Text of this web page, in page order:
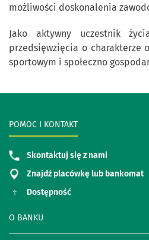
możliwości doskonalenia
Jako aktywny uczestnik
przedsięwzięcia o charakterze
sportowym i społeczno
O BANKU
POMOC I KONTAKT
Skontaktuj się z nami
Znajdź placówkę lub bankomat
Dostępność